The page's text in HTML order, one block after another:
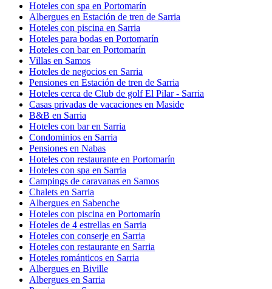
Hoteles con spa en Portomarín
Albergues en Estación de tren de Sarria
Hoteles con piscina en Sarria
Hoteles para bodas en Portomarín
Hoteles con bar en Portomarín
Villas en Samos
Hoteles de negocios en Sarria
Pensiones en Estación de tren de Sarria
Hoteles cerca de Club de golf El Pilar - Sarria
Casas privadas de vacaciones en Maside
B&B en Sarria
Hoteles con bar en Sarria
Condominios en Sarria
Pensiones en Nabas
Hoteles con restaurante en Portomarín
Hoteles con spa en Sarria
Campings de caravanas en Samos
Chalets en Sarria
Albergues en Sabenche
Hoteles con piscina en Portomarín
Hoteles de 4 estrellas en Sarria
Hoteles con conserje en Sarria
Hoteles con restaurante en Sarria
Hoteles románticos en Sarria
Albergues en Biville
Albergues en Sarria